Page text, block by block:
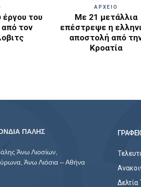
του
τον
ΑΡΧΕΙΟ
Με 21 μετάλλια
επέστρεψε η
αποστολή από
Κροατία
ΠΑΛΗΣ
Άνω Λιοσίων,
Άνω Λιόσια – Αθήνα